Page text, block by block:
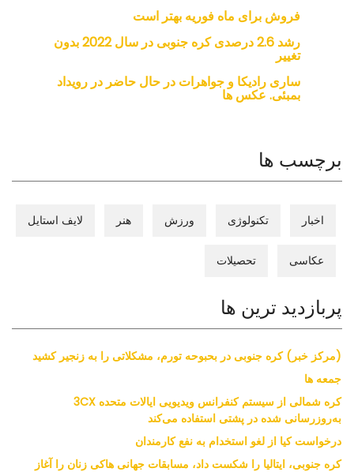
فروش برای ماه فوریه بهتر است
رشد 2.6 درصدی کره جنوبی در سال 2022 بدون
تغییر
ساری رادیکا و جواهرات در حال حاضر در رویداد
بمبئی. عکس ها
برچسب ها
اخبار تکنولوژی ورزش هنر لایف استایل
عکاسی تحصیلات
پربازدید ترین ها
(مرکز خبر) کره جنوبی در بحبوحه تورم، مشکلاتی را به زنجیر کشید
جمعه ها
کره شمالی از سیستم کنفرانس ویدیویی ایالات متحده 3CX
به‌روزرسانی شده در پشتی استفاده می‌کند
درخواست کیا از لغو استخدام به نفع کارمندان
کره جنوبی، ایتالیا را شکست داد، مسابقات جهانی هاکی زنان را آغاز